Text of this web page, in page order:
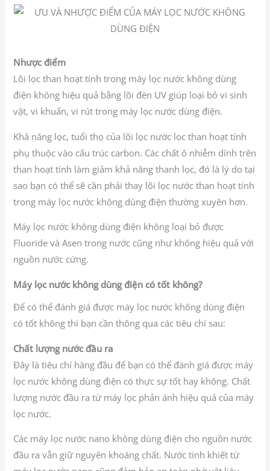
Nhược điểm
Lõi lọc than hoạt tính trong máy lọc nước không dùng
điện không hiệu quả bằng lõi đèn UV giúp loại bỏ vi sinh
vật, vi khuẩn, vi rút trong máy lọc nước dùng điện.
Khả năng lọc, tuổi thọ của lõi lọc nước lọc than hoạt tính
phụ thuộc vào cấu trúc carbon. Các chất ô nhiễm dính trên
than hoạt tính làm giảm khả năng thanh lọc, đó là lý do tại
sao bạn có thể sẽ cần phải thay lõi lọc nước than hoạt tính
trong máy lọc nước không dùng điện thường xuyên hơn.
Máy lọc nước không dùng điện không loại bỏ được
Fluoride và Asen trong nước cũng như không hiệu quả với
nguồn nước cứng.
Máy lọc nước không dùng điện có tốt không?
Để có thể đánh giá được máy lọc nước không dùng điện
có tốt không thì bạn cần thông qua các tiêu chí sau:
Chất lượng nước đầu ra
Đây là tiêu chí hàng đầu để bạn có thể đánh giá được máy
lọc nước không dùng điện có thực sự tốt hay không. Chất
lượng nước đầu ra từ máy lọc phản ánh hiệu quả của máy
lọc nước.
Các máy lọc nước nano không dùng điện cho nguồn nước
đầu ra vẫn giữ nguyên khoáng chất. Nước tinh khiết từ